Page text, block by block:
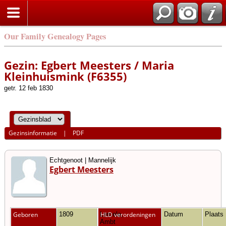
Our Family Genealogy Pages
Gezin: Egbert Meesters / Maria
Kleinhuismink (F6355)
getr. 12 feb 1830
Gezinsinformatie | PDF
Echtgenoot | Mannelijk
Egbert Meesters
Geboren 1809
Lemele,
Ambt
HLD verordeningen Datum Plaats